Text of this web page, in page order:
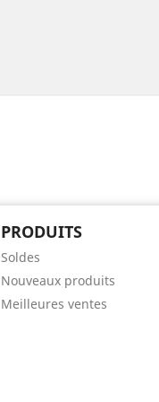
PRODUITS
Soldes
Nouveaux produits
Meilleures ventes